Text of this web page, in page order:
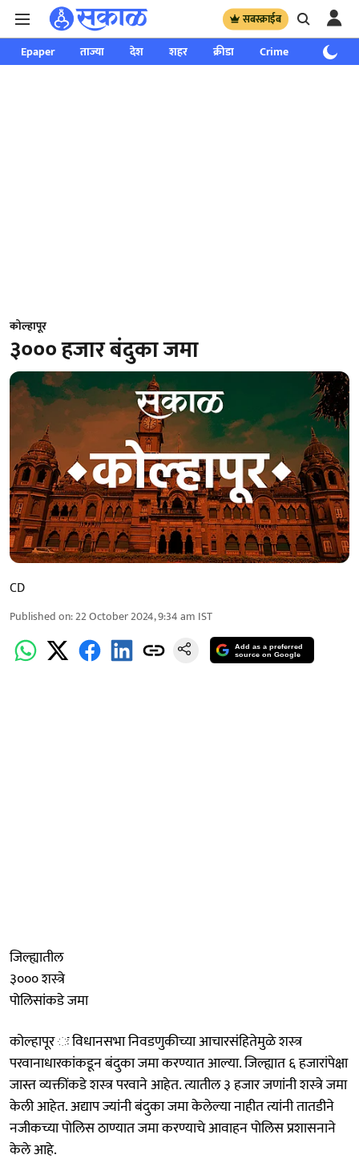
सबस्क्राईब
Epaper ताज्या देश शहर क्रीडा Crime साप्ताहिक
कोल्हापूर
३००० हजार बंदुका जमा
CD
Published on:22 October 2024, 9:34 am IST
Add as a preferred
source on Google
जिल्ह्यातील
३००० शस्‍त्रे
पोलिसांकडे जमा
कोल्हापूर ः विधानसभा निवडणुकीच्या आचारसंहितेमुळे शस्‍त्र
परवानाधारकांकडून बंदुका जमा करण्यात आल्या. जिल्ह्यात ६ हजारांपेक्षा
जास्त व्यक्तींकडे शस्‍त्र परवाने आहेत. त्यातील ३ हजार जणांनी शस्‍त्रे जमा
केली आहेत. अद्याप ज्यांनी बंदुका जमा केलेल्या नाहीत त्यांनी तातडीने
नजीकच्या पोलिस ठाण्यात जमा करण्याचे आवाहन पोलिस प्रशासनाने
केले आहे.